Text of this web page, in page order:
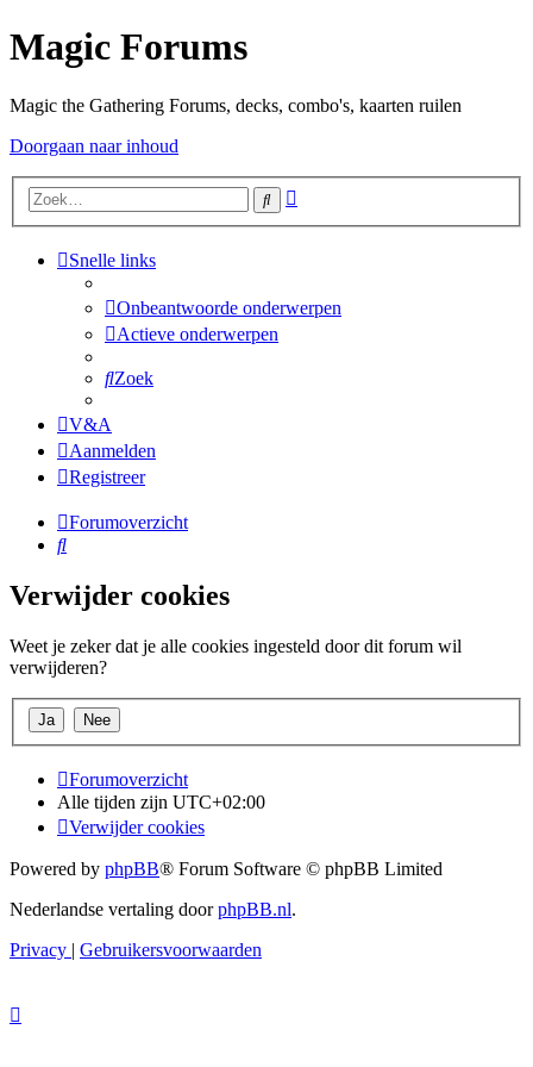
Magic Forums
Magic the Gathering Forums, decks, combo's, kaarten ruilen
Doorgaan naar inhoud
Zoek
Snelle links
Onbeantwoorde onderwerpen
Actieve onderwerpen
Zoek
V&A
Aanmelden
Registreer
Forumoverzicht
Zoek
Verwijder cookies
Weet je zeker dat je alle cookies ingesteld door dit forum wil
verwijderen?
Forumoverzicht
Alle tijden zijn UTC+02:00
Verwijder cookies
Powered by phpBB® Forum Software © phpBB Limited
Nederlandse vertaling doorphpBB.nl.
Privacy | Gebruikersvoorwaarden